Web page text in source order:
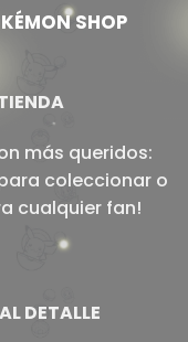
SHOP
más queridos:
coleccionar o
cualquier fan!
DETALLE